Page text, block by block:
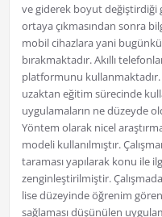
ve giderek boyut değiştirdiği
ortaya çıkmasından sonra
mobil cihazlara yani bugünkü
bırakmaktadır. Akıllı
platformunu
uzaktan eğitim sürecinde
uygulamaların ne düzeyde
Yöntem olarak nicel
modeli kullanılmıştır.
taraması yapılarak konu ile
zenginleştirilmiştir.
lise düzeyinde öğrenim
sağlaması düşünülen